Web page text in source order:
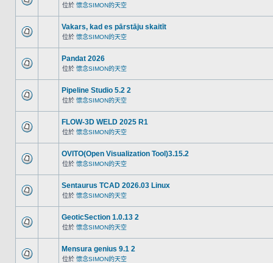
位於 懷念SIMON的天空
Vakars, kad es pārstāju skaitīt
位於 懷念SIMON的天空
Pandat 2026
位於 懷念SIMON的天空
Pipeline Studio 5.2 2
位於 懷念SIMON的天空
FLOW-3D WELD 2025 R1
位於 懷念SIMON的天空
OVITO(Open Visualization Tool)3.15.2
位於 懷念SIMON的天空
Sentaurus TCAD 2026.03 Linux
位於 懷念SIMON的天空
GeoticSection 1.0.13 2
位於 懷念SIMON的天空
Mensura genius 9.1 2
位於 懷念SIMON的天空